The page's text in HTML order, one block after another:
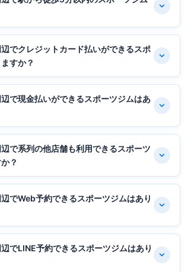
でクレジットカード払いができるスポ
すか？
で現金払いができるスポーツジムはあ
で系列の他店舗も利用できるスポーツ
？
でWeb予約できるスポーツジムはあり
でLINE予約できるスポーツジムはあり